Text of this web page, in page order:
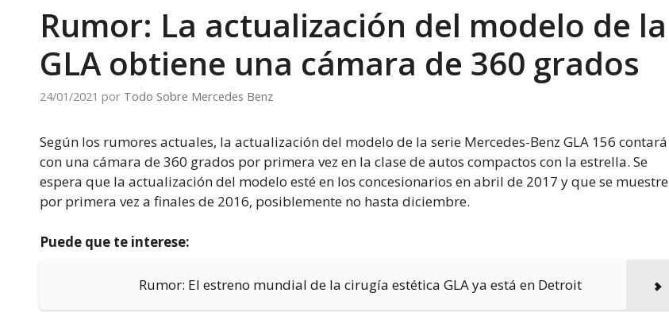
Rumor: La actualización del modelo de la
GLA obtiene una cámara de 360 grados
24/01/2021 por Todo Sobre Mercedes Benz
Según los rumores actuales, la actualización del modelo de la serie Mercedes-Benz GLA 156 contará
con una cámara de 360 grados por primera vez en la clase de autos compactos con la estrella. Se
espera que la actualización del modelo esté en los concesionarios en abril de 2017 y que se muestre
por primera vez a finales de 2016, posiblemente no hasta diciembre.
Puede que te interese:
Rumor: El estreno mundial de la cirugía estética GLA ya está en Detroit